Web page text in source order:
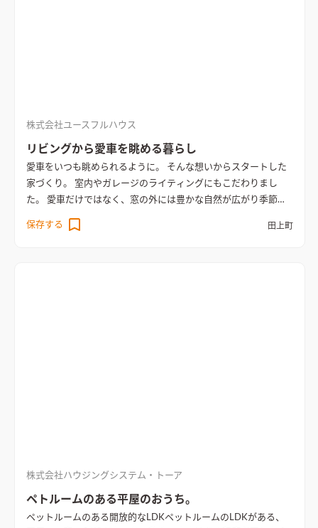
株式会社ユースフルハウス
リビングから愛車を眺める暮らし
愛車をいつも眺められるように。 そんな想いからスタートした
家づくり。 室内やガレージのライティングにもこだわりまし
た。 愛車だけではなく、窓の外には豊かな自然が広がり季節の
移ろいも感じられる住まいです。
保存する
田上町
株式会社ハウジングシステム・トーア
ペトルームのある平屋のおうち。
ペットルームのある開放的なLDKペットルームのLDKがある、